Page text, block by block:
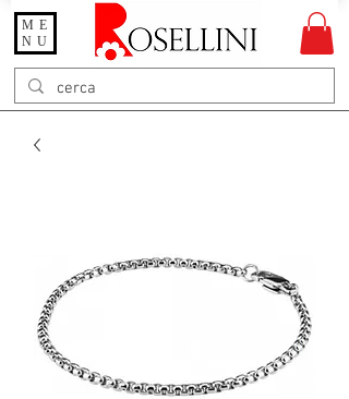
Gioielleria Rosellini
Rosellini online
ME
NU